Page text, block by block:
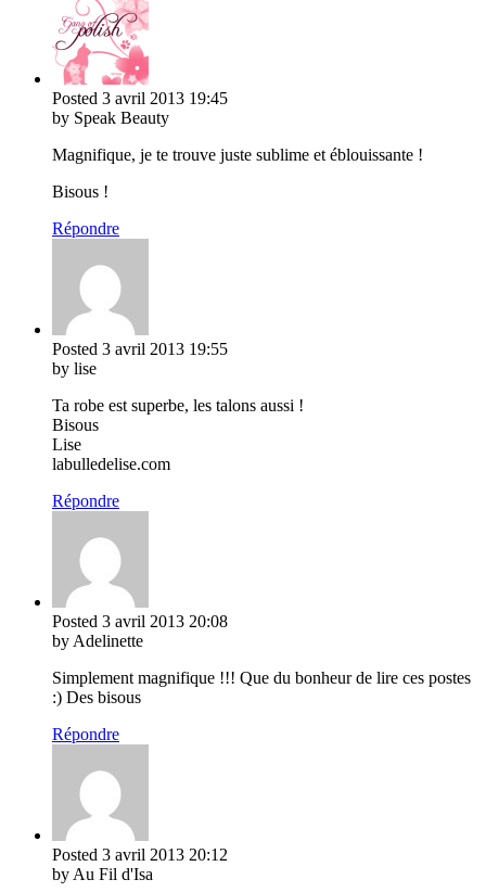
Posted 3 avril 2013 19:45
by Speak Beauty
Magnifique, je te trouve juste sublime et éblouissante !
Bisous !
Répondre
Posted 3 avril 2013 19:55
by lise
Ta robe est superbe, les talons aussi !
Bisous
Lise
labulledelise.com
Répondre
Posted 3 avril 2013 20:08
by Adelinette
Simplement magnifique !!! Que du bonheur de lire ces postes
:) Des bisous
Répondre
Posted 3 avril 2013 20:12
by Au Fil d'Isa